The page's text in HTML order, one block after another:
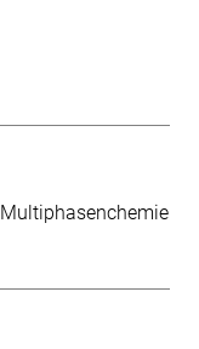
Multiphasenchemie